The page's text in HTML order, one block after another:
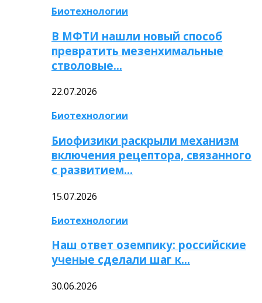
Биотехнологии
В МФТИ нашли новый способ
превратить мезенхимальные
стволовые…
22.07.2026
Биотехнологии
Биофизики раскрыли механизм
включения рецептора, связанного
с развитием…
15.07.2026
Биотехнологии
Наш ответ оземпику: российские
ученые сделали шаг к…
30.06.2026